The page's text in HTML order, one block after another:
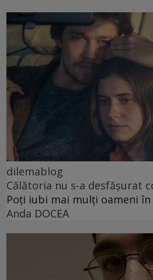
dilemablog
Călătoria nu s-a desfășurat
Poți iubi mai mulți oameni
Anda DOCEA